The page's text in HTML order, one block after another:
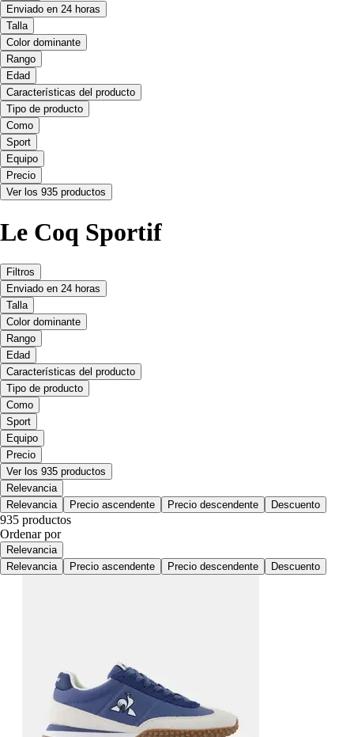
Enviado en 24 horas
Talla
Color dominante
Rango
Edad
Características del producto
Tipo de producto
Como
Sport
Equipo
Precio
Ver los 935 productos
Le Coq Sportif
Filtros
Enviado en 24 horas
Talla
Color dominante
Rango
Edad
Características del producto
Tipo de producto
Como
Sport
Equipo
Precio
Ver los 935 productos
Relevancia
Relevancia
Precio ascendente Precio descendente Descuento
935 productos
Ordenar por
Relevancia
Relevancia
Precio ascendente Precio descendente Descuento